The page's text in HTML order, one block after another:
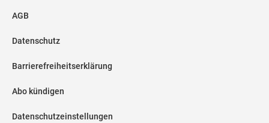
AGB
Datenschutz
Barrierefreiheitserklärung
Abo kündigen
Datenschutzeinstellungen